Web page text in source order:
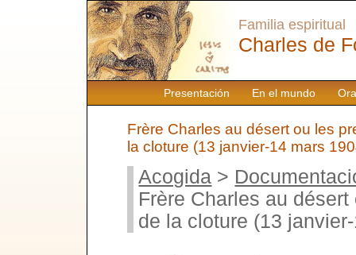
Presentación En el mundo
Familia espiritual
Charles de
Frère Charles au désert ou les
la cloture (13 janvier-14 mars
Acogida >
Frère Charles au
de la cloture (13